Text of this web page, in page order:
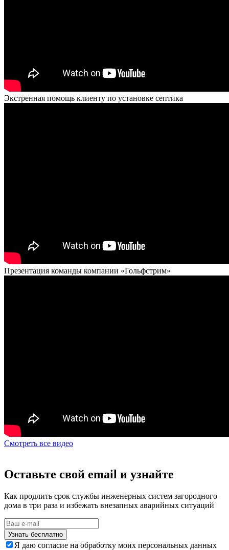
Экстренная помощь клиенту по установке септика
Презентация команды компании «Гольфстрим»
Смотреть все видео
Оставьте свой email и узнайте
Как продлить срок службы инженерных систем загородного
дома в три раза и избежать внезапных аварийных ситуаций
Узнать бесплатно
Я даю согласие на обработку моих персональных данных